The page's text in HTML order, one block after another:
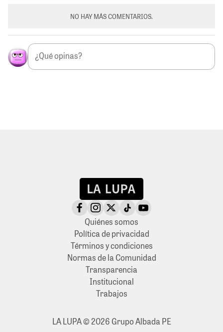
NO HAY MÁS COMENTARIOS.
Quiénes somos
Política de privacidad
Términos y condiciones
Normas de la Comunidad
Transparencia
Institucional
Trabajos
LA LUPA © 2026 Grupo Albada PE